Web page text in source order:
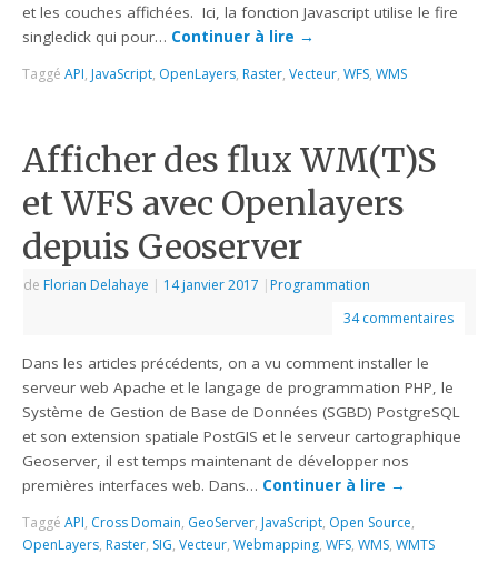
et les couches affichées. Ici, la fonction Javascript utilise le fire
singleclick qui pour… Continuer à lire →
TaggéAPI, JavaScript, OpenLayers, Raster,Vecteur,WFS,WMS
Afficher des flux WM(T)S
et WFS avec Openlayers
depuis Geoserver
de Florian Delahaye | 14 janvier 2017 | Programmation
34 commentaires
Dans les articles précédents, on a vu comment installer le
serveur web Apache et le langage de programmation PHP, le
Système de Gestion de Base de Données (SGBD) PostgreSQL
et son extension spatiale PostGIS et le serveur cartographique
Geoserver, il est temps maintenant de développer nos
premières interfaces web. Dans… Continuer à lire →
TaggéAPI, Cross Domain, GeoServer, JavaScript, Open Source,
OpenLayers, Raster, SIG,Vecteur,Webmapping,WFS,WMS,WMTS